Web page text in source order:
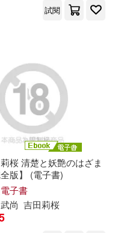
試閱
桜 清楚と妖艶のはざま
全版】 (電子書)
子書
尚 吉田莉桜